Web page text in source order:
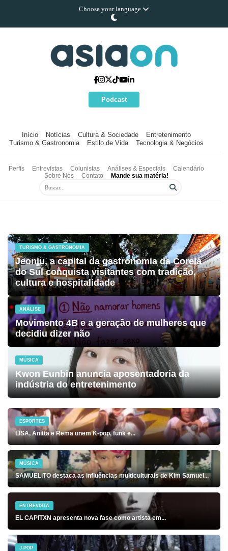
Choose your language
Podcast
Início Notícias Cultura & Sociedade
Entretenimento
Turismo & Gastronomia
Estilo de Vida Tecnologia & Negócios
Perfis Entrevistas Colunistas Análises & Especiais
Calendário
Sobre Nós
Contato Mande sua matéria!
TURISMO & GASTRONOMIA
Jeonju, a capital da gastronomia da Coreia
do Sul conquista visitantes com tradição,
cultura e hospitalidade
ANÁLISE
Movimento 4B e a geração de mulheres que
decidiu dizer não
MÚSICA
Kwon Eunbin anuncia aposentadoria da
indústria do entretenimento
ESPORTES
LISA, Anitta e Rema unem K-pop, funk e...
MÚSICA
SAMUELiTO destaca as influências multiculturais de Kim Samuel...
ENTREVISTA
EL CAPITXN apresenta nova fase como artista em...
J-POP